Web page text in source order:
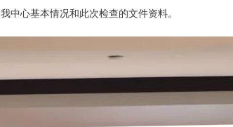
心基本情况和此次检查的文件资料。